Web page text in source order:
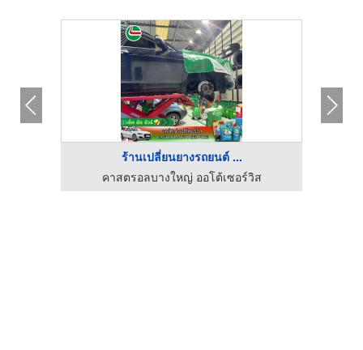
ร้านเปลี่ยนยางรถยนต์ ...
คาสตรอลบางใหญ่ ออโต้เซอร์วิส